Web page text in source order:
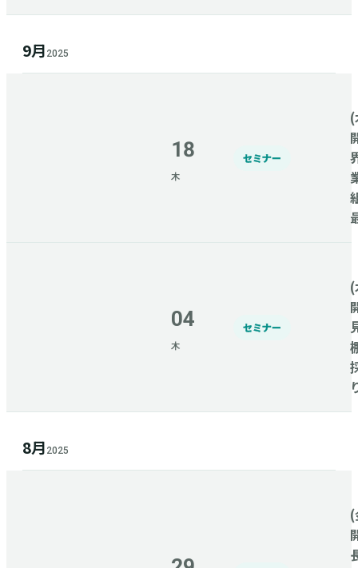
9月 2025
18
木
セミナー
04
木
セミナー
8月 2025